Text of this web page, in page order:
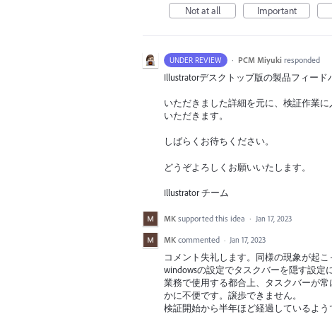
Not at all
Important
UNDER REVIEW · PCM Miyuki responded
Illustratorデスクトップ版の製品フィー
いただきました詳細を元に、検証作業
いただきます。
しばらくお待ちください。
どうぞよろしくお願いいたします。
Illustrator チーム
MK supported this idea · Jan 17, 2023
MK commented · Jan 17, 2023
コメント失礼します。同様の現象が起こ
windowsの設定でタスクバーを隠す設定
業務で使用する都合上、タスクバーが
かに不便です。譲歩できません。
検証開始から半年ほど経過しているよ